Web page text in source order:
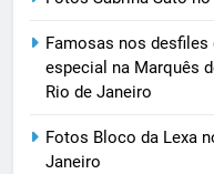
Famosas nos
especial na Marquês
Rio de Janeiro
Fotos Bloco da Lexa
Janeiro